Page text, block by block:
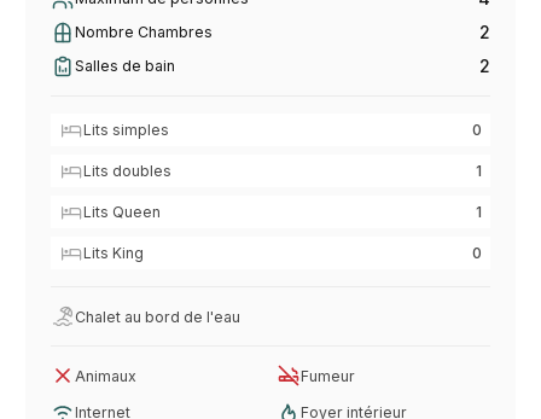
Nombre Chambres 2
Salles de bain 2
Lits simples 0
Lits doubles 1
Lits Queen 1
Lits King 0
Chalet au bord de l'eau
Animaux Fumeur
Internet Foyer intérieur